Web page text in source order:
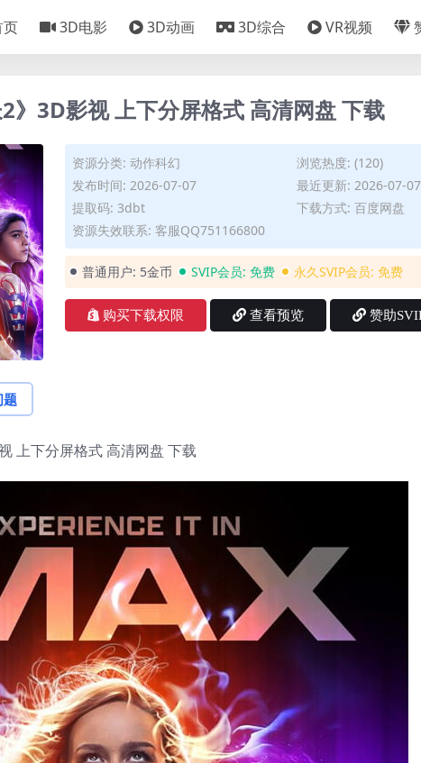
页 3D电影 3D动画 3D综合 VR视频
》3D影视 上下分屏格式 高清网盘 下载
资源分类: 动作科幻
浏览热度: (120)
发布时间: 2026-07-07
最近更新: 2026-07-07
提取码: 3dbt
下载方式: 百度网盘
资源失效联系: 客服QQ751166800
普通用户: 5金币 SVIP会员: 免费 永久SVIP会员: 免费
购买下载权限 查看预览 赞助
题
上下分屏格式 高清网盘 下载